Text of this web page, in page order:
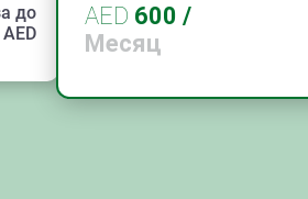
до
AED
AED 600 /
Месяц